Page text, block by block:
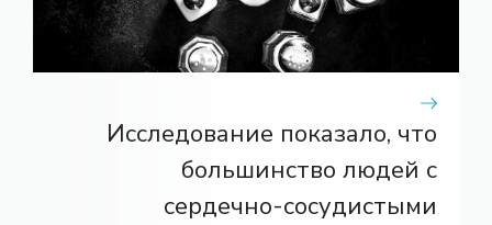
Исследование показало, что
большинство людей с
сердечно-сосудистыми